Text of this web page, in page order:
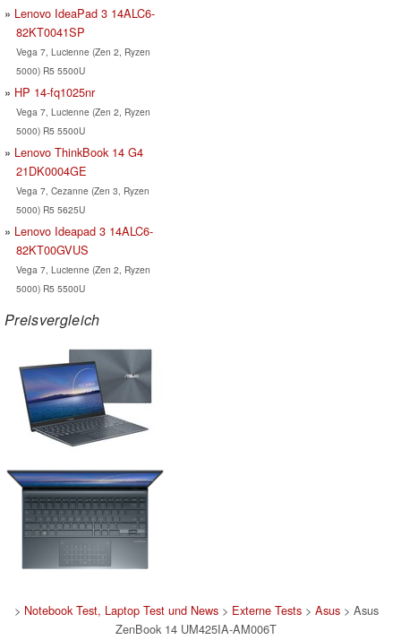
Lenovo IdeaPad 3 14ALC6-
82KT0041SP
Vega 7, Lucienne (Zen 2, Ryzen
5000) R5 5500U
HP 14-fq1025nr
Vega 7, Lucienne (Zen 2, Ryzen
5000) R5 5500U
Lenovo ThinkBook 14 G4
21DK0004GE
Vega 7, Cezanne (Zen 3, Ryzen
5000) R5 5625U
Lenovo Ideapad 3 14ALC6-
82KT00GVUS
Vega 7, Lucienne (Zen 2, Ryzen
5000) R5 5500U
Preisvergleich
> Notebook Test, Laptop Test und News> Externe Tests> Asus> Asus
ZenBook 14 UM425IA-AM006T